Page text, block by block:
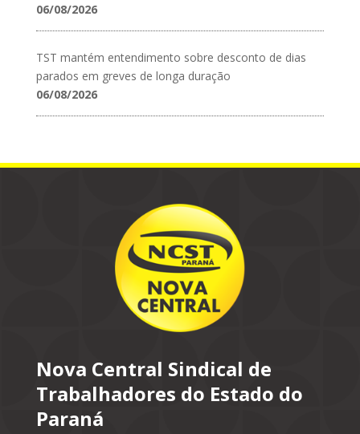
06/08/2026
TST mantém entendimento sobre desconto de dias
parados em greves de longa duração
06/08/2026
Nova Central Sindical de
Trabalhadores do Estado do
Paraná